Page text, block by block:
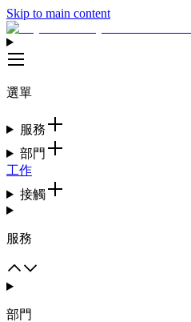
Skip to main content
選單
服務
部門
工作
接觸
服務
部門